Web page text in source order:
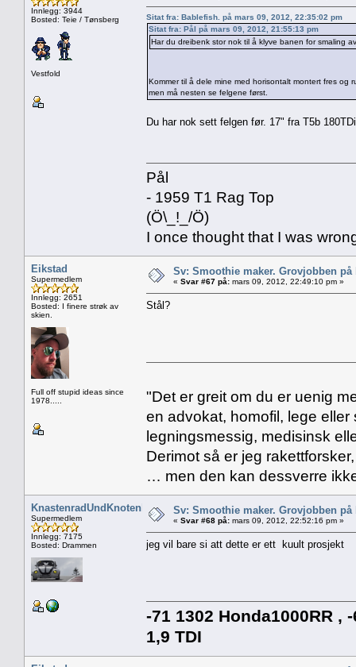
Innlegg: 3944
Bosted: Teie / Tønsberg
Vestfold
Sitat fra: Bablefish. på mars 09, 2012, 22:35:02 pm
Sitat fra: Pål på mars 09, 2012, 21:55:13 pm
Har du dreibenk stor nok til å klyve banen for smaling
Kommer til å dele mine med horisontalt montert fres
men må nesten se felgene først.
Du har nok sett felgen før. 17" fra T5b
Pål
- 1959 T1 Rag Top
(Ö\_!_/Ö)
I once thought that I was
Eikstad
Supermedlem
Innlegg: 2651
Bosted: I finere strøk av
skien.
Full off stupid ideas since
1978.....
Sv: Smoothie maker. Grovjobben
« Svar #67 på: mars 09, 2012, 22:49:10 pm »
Stål?
"Det er greit om du er uenig
en advokat, homofil, lege
legningsmessig, medisinsk
Derimot så er jeg
… men den kan dessverre
KnastenradUndKnotenblech
Supermedlem
Innlegg: 7175
Bosted: Drammen
Sv: Smoothie maker. Grovjobben
« Svar #68 på: mars 09, 2012, 22:52:16 pm »
jeg vil bare si att dette er ett kuult prosjekt
-71 1302 Honda1000RR ,
1,9 TDI